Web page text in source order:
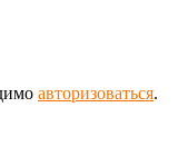
авторизоваться.